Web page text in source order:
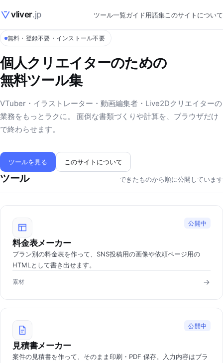
vliver.jp ツール一覧ガイド用語集このサイトについて
無料・登録不要・インストール不要
個人クリエイターのための
無料ツール集
VTuber・イラストレーター・動画編集者・Live2Dクリエイターの
業務をもっとラクに。 面倒な書類づくりや計算を、ブラウザだけ
で終わらせます。
ツールを見る このサイトについて
ツール できたものから順に公開しています
公開中
料金表メーカー
プラン別の料金表を作って、SNS投稿用の画像や依頼ページ用の
HTMLとして書き出せます。
素材
公開中
見積書メーカー
案件の見積書を作って、そのまま印刷・PDF 保存。入力内容はブラ